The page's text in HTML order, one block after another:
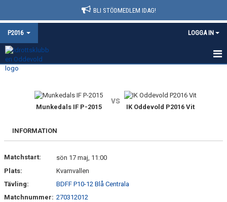
BLI STÖDMEDLEM IDAG!
P2016 LOGGA IN
HEM
MATCHER
TRUPPEN
BILDGALLERI
Munkedals IF P-2015
vs
IK Oddevold P2016 Vit
INFORMATION
Matchstart:
sön 17 maj, 11:00
Plats:
Kvarnvallen
Tävling:
BDFF P10-12 Blå Centrala
Matchnummer: 270312012